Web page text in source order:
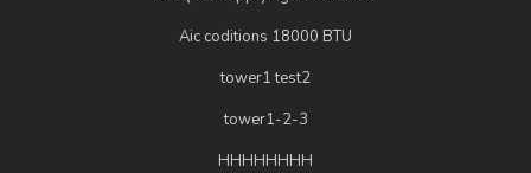
Aic coditions 18000 BTU
tower1 test2
tower1-2-3
HHHHHHHH